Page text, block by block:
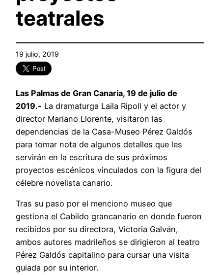
teatrales
19 julio, 2019
Las Palmas de Gran Canaria, 19 de julio de
2019.- La dramaturga Laila Ripoll y el actor y
director Mariano Llorente, visitaron las
dependencias de la Casa-Museo Pérez Galdós
para tomar nota de algunos detalles que les
servirán en la escritura de sus próximos
proyectos escénicos vinculados con la figura del
célebre novelista canario.
Tras su paso por el menciono museo que
gestiona el Cabildo grancanario en donde fueron
recibidos por su directora, Victoria Galván,
ambos autores madrileños se dirigieron al teatro
Pérez Galdós capitalino para cursar una visita
guiada por su interior.